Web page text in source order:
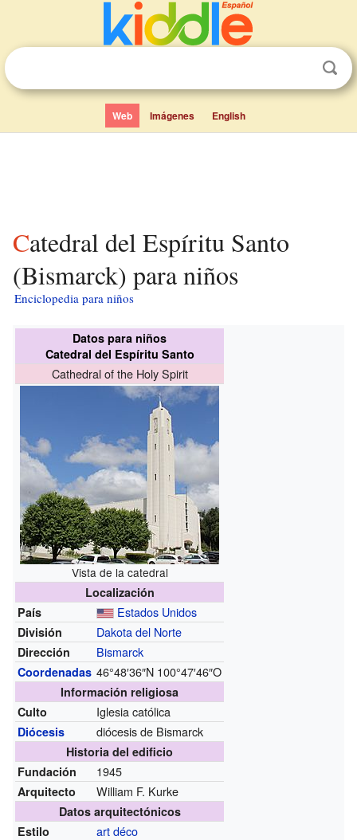
Web Imágenes English
Catedral del Espíritu Santo
(Bismarck) para niños
Enciclopedia para niños
Datos para niños
Catedral del Espíritu Santo
Cathedral of the Holy Spirit
Vista de la catedral
Localización
País
Estados Unidos
División Dakota del Norte
Dirección Bismarck
Coordenadas 46°48′36″N 100°47′46″O
Información religiosa
Culto
Iglesia católica
Diócesis diócesis de Bismarck
Historia del edificio
Fundación
1945
Arquitecto William F. Kurke
Datos arquitectónicos
Estilo
art déco